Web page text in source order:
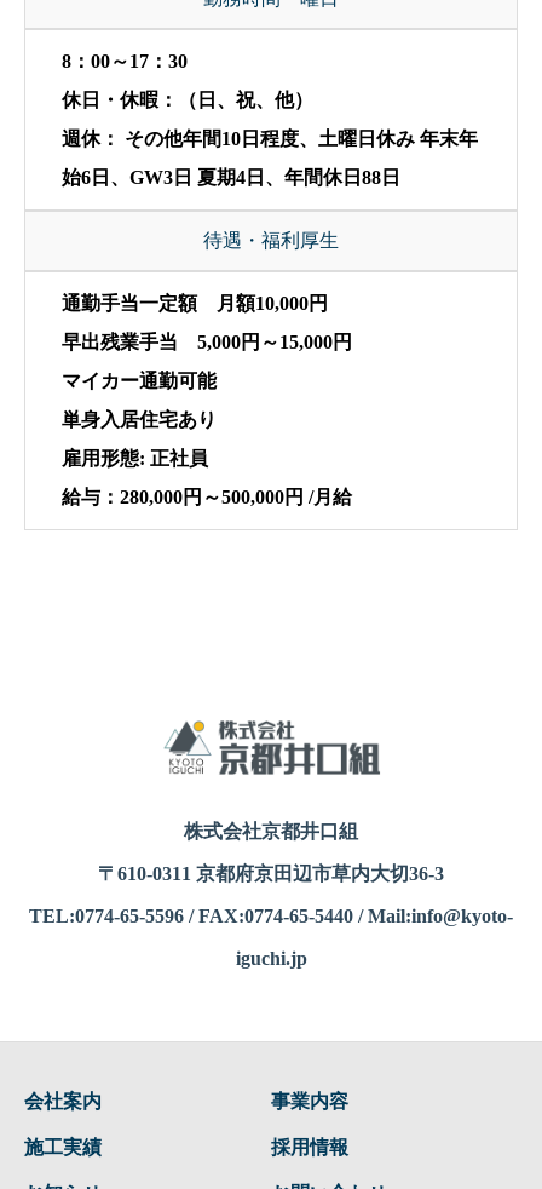
8：00～17：30
休日・休暇：（日、祝、他）
週休： その他年間10日程度、土曜日休み 年末年
始6日、GW3日 夏期4日、年間休日88日
待遇・福利厚生
通勤手当一定額 月額10,000円
早出残業手当 5,000円～15,000円
マイカー通勤可能
単身入居住宅あり
雇用形態: 正社員
給与：280,000円～500,000円 /月給
株式会社京都井口組
〒610-0311 京都府京田辺市草内大切36-3
TEL:0774-65-5596 / FAX:0774-65-5440 / Mail:info@kyoto-
iguchi.jp
会社案内 事業内容
施工実績 採用情報